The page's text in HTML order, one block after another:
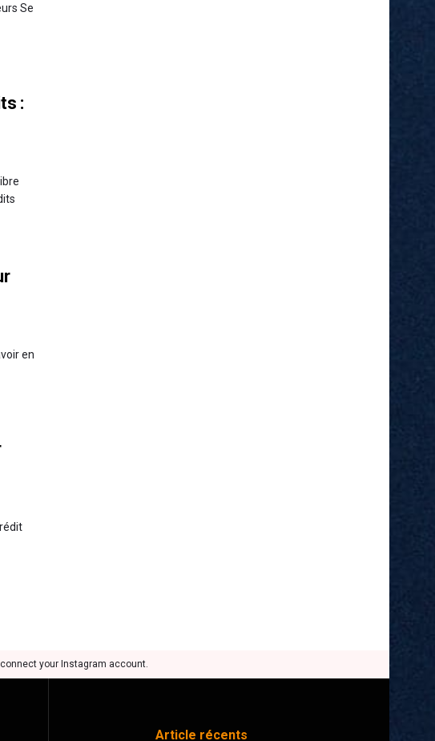
Se
:
en
your Instagram account.
Article récents